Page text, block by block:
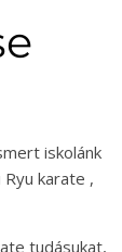
iskolánk
karate ,
tudásukat,